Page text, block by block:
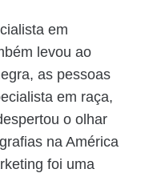
em
levou ao
as pessoas
em raça,
o olhar
na América
foi uma